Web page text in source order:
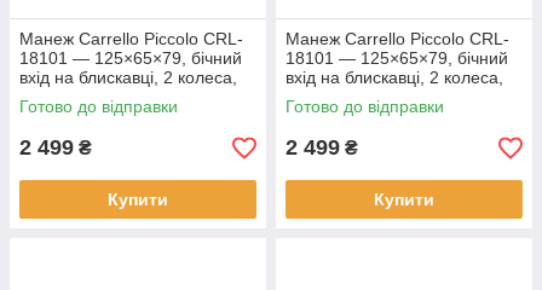
Манеж Carrello Piccolo CRL-
18101 — 125×65×79, бічний
вхід на блискавці, 2 колеса,
сумка для перенесення
Готово до відправки
2 499 ₴
Купити
Манеж Carrello Piccolo CRL-
18101 — 125×65×79, бічний
вхід на блискавці, 2 колеса,
сумка для перенесення
Готово до відправки
2 499 ₴
Купити